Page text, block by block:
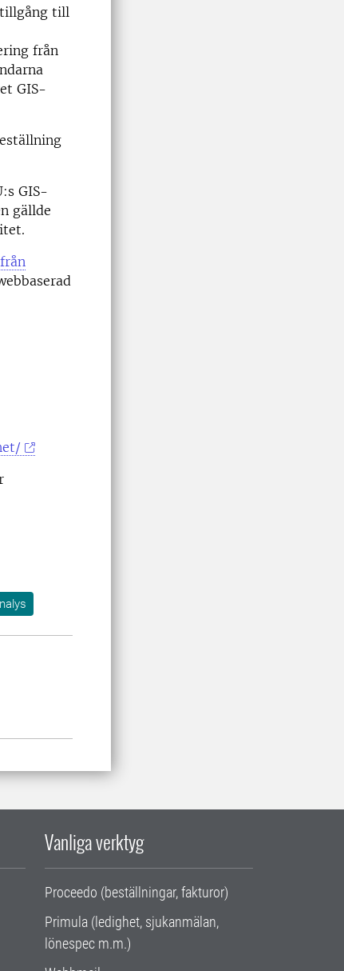
tillgång till
från
GIS-
GIS-
gällde
Vanliga verktyg
Proceedo (beställningar, fakturor)
Primula (ledighet, sjukanmälan,
lönespec m.m.)